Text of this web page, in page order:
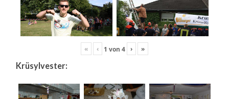
« ‹ 1 von 4 › »
Krüsylvester: